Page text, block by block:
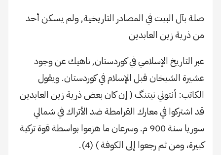
صلة بآل البيت في المصادر التاريخية, ولم يسكن أحد
من ذرية زين العابدين
عبر التاريخ الإسلامي في كوردستان, ناهيك عن وجود
عشيرة الشيخان قبل الإسلام في كوردستان. ويقول
الكاتب: أنتوني نيتنگ ( إن كان بعض ذرية زين العابدين
قد اشتركوا في معارك القرامطة ضد الأتراك في شمالي
سوريا سنة 900 م. وسرعان ما هزموا بواسطة قوة تركية
كبيرة، ومن ثم رجعوا إلى الكوفة ) (4).